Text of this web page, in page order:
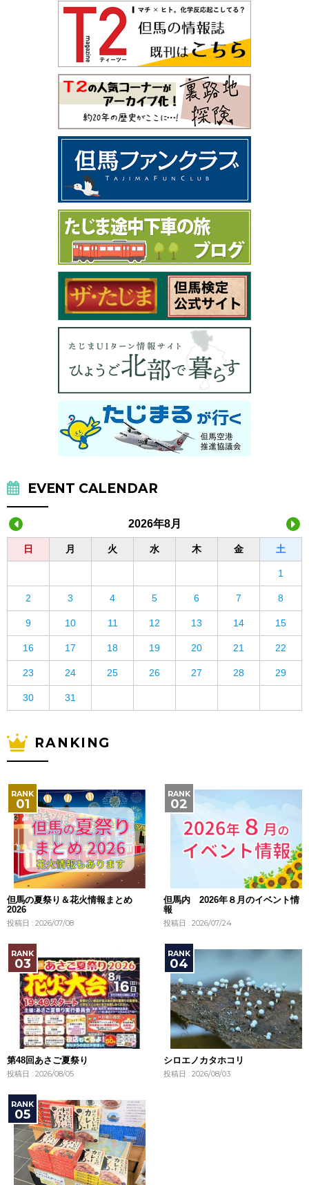
EVENT CALENDAR
2026年8月
日 月 火 水 木 金 土
1
2 3 4 5 6 7 8
9 10 11 12 13 14 15
16 17 18 19 20 21 22
23 24 25 26 27 28 29
30 31
RANKING
但馬の夏祭り＆花火情報まとめ
2026
投稿日 : 2026/07/08
但馬内 2026年８月のイベント情
報
投稿日 : 2026/07/24
第48回あさご夏祭り
投稿日 : 2026/08/05
シロエノカタホコリ
投稿日 : 2026/08/03